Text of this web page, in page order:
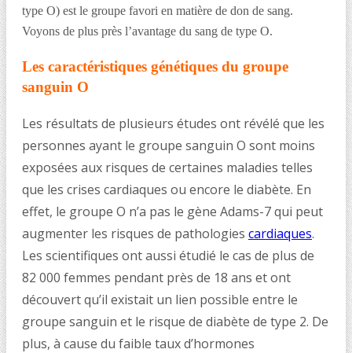
type O) est le groupe favori en matière de don de sang.
Voyons de plus près l’avantage du sang de type O.
Les caractéristiques génétiques du groupe
sanguin O
Les résultats de plusieurs études ont révélé que les
personnes ayant le groupe sanguin O sont moins
exposées aux risques de certaines maladies telles
que les crises cardiaques ou encore le diabète. En
effet, le groupe O n’a pas le gène Adams-7 qui peut
augmenter les risques de pathologies cardiaques.
Les scientifiques ont aussi étudié le cas de plus de
82 000 femmes pendant près de 18 ans et ont
découvert qu’il existait un lien possible entre le
groupe sanguin et le risque de diabète de type 2. De
plus, à cause du faible taux d’hormones